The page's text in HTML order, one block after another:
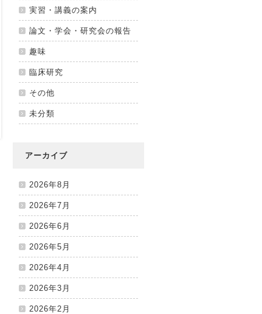
実習・講義の案内
論文・学会・研究会の報告
趣味
臨床研究
その他
未分類
アーカイブ
2026年8月
2026年7月
2026年6月
2026年5月
2026年4月
2026年3月
2026年2月